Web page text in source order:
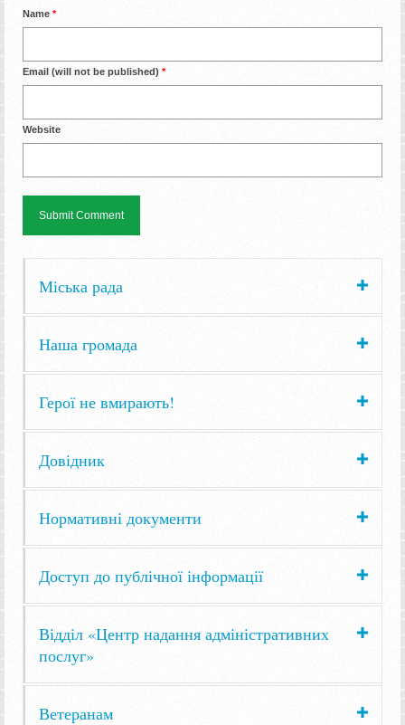
Name *
Email (will not be published) *
Website
Міська рада
Наша громада
Герої не вмирають!
Довідник
Нормативні документи
Доступ до публічної інформації
Відділ «Центр надання адміністративних
послуг»
Ветеранам